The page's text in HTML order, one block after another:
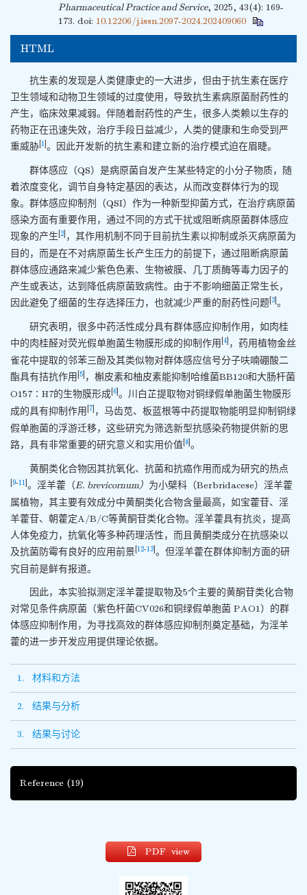
Pharmaceutical Practice and Service, 2025, 43(4): 169-
173. doi: 10.12206/j.issn.2097-2024.202409060
HTML
抗生素的发现是人类健康史的一大进步，但由于抗生素在医疗
卫生领域和动物卫生领域的过度使用，导致抗生素病原菌耐药性的
产生，临床效果减弱。伴随着耐药性的产生，很多人类赖以生存的
药物正在迅速失效，治疗手段日益减少，人类的健康和生命受到严
重威胁 1 。因此开发新的抗生素和建立新的治疗模式迫在眉睫。
群体感应（QS）是病原菌自发产生某些特定的小分子物质，随
着浓度变化，调节自身特定基因的表达，从而改变群体行为的现
象。群体感应抑制剂（QSI）作为一种新型抑菌方式，在治疗病原菌
感染方面有重要作用，通过不同的方式干扰或阻断病原菌群体感应
现象的产生 2 ，其作用机制不同于目前抗生素以抑制或杀灭病原菌为
目的，而是在不对病原菌生长产生压力的前提下，通过阻断病原菌
群体感应通路来减少紫色色素、生物被膜、几丁质酶等毒力因子的
产生或表达，达到降低病原菌致病性。由于不影响细菌正常生长，
因此避免了细菌的生存选择压力，也就减少严重的耐药性问题 3 。
研究表明，很多中药活性成分具有群体感应抑制作用，如肉桂
中的肉桂醛对荧光假单胞菌生物膜形成的抑制作用 4 ，药用植物金丝
雀花中提取的邻苯三酚及其类似物对群体感应信号分子呋喃硼酸二
酯具有拮抗作用 5 ，槲皮素和柚皮素能抑制哈维菌BB120和大肠杆菌
O157∶H7的生物膜形成 6 。川白芷提取物对铜绿假单胞菌生物膜形
成的具有抑制作用 7] ，马齿苋、板蓝根等中药提取物能明显抑制铜绿
假单胞菌的浮游迁移，这些研究为筛选新型抗感染药物提供新的思
路，具有非常重要的研究意义和实用价值 8 。
黄酮类化合物因其抗氧化、抗菌和抗癌作用而成为研究的热点
9-11 。淫羊藿（E. brevicornum） 为小檗科（Berbridacese）淫羊藿
属植物，其主要有效成分中黄酮类化合物含量最高，如宝藿苷、淫
羊藿苷、朝藿定A/B/C等黄酮苷类化合物。淫羊藿具有抗炎，提高
人体免疫力，抗氧化等多种药理活性，而且黄酮类成分在抗感染以
及抗菌防霉有良好的应用前景 12-13 。但淫羊藿在群体抑制方面的研
究目前是鲜有报道。
因此，本实验拟测定淫羊藿提取物及5个主要的黄酮苷类化合物
对常见条件病原菌（紫色杆菌CV026和铜绿假单胞菌 PAO1）的群
体感应抑制作用，为寻找高效的群体感应抑制剂奠定基础，为淫羊
藿的进一步开发应用提供理论依据。
1. 材料和方法
2. 结果与分析
3. 结果与讨论
Reference (19)
PDF view